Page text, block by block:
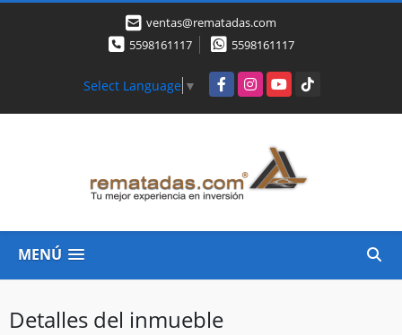
ventas@rematadas.com
5598161117
5598161117
Select Language ▼ FacebookInstagramYouTubeTikTok
MENÚ
Detalles del inmueble